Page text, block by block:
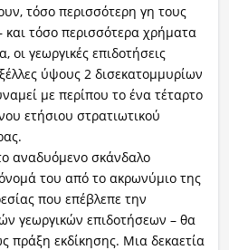
τόσο περισσότερη γη τους
και τόσο περισσότερα χρήματα
οι γεωργικές επιδοτήσεις
ύψους 2 δισεκατομμυρίων
με περίπου το ένα τέταρτο
ετήσιου στρατιωτικού
αναδυόμενο σκάνδαλο
του από το ακρωνύμιο της
που επέβλεπε την
γεωργικών επιδοτήσεων – θα
πράξη εκδίκησης. Μια δεκαετία